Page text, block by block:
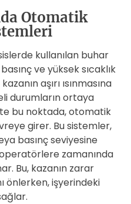
Otomatik
kullanılan buhar
ve yüksek sıcaklık
aşırı ısınmasına
durumların ortaya
bu noktada, otomatik
girer. Bu sistemler,
basınç seviyesine
zamanında
Bu, kazanın zarar
önlerken, işyerindeki